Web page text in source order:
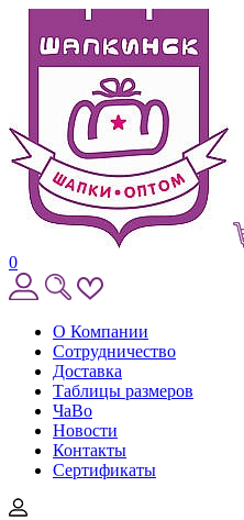
0
О Компании
Сотрудничество
Доставка
Таблицы размеров
ЧаВо
Новости
Контакты
Сертификаты